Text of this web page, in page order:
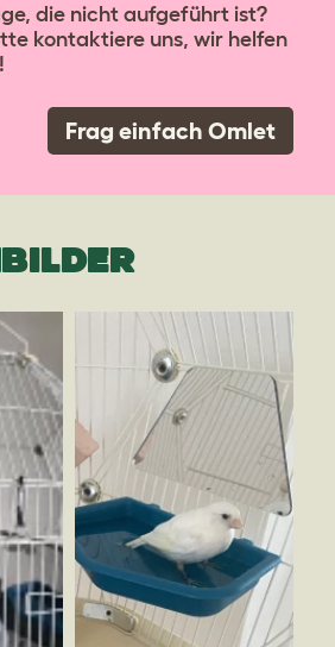
die nicht aufgeführt ist?
kontaktiere uns, wir helfen
Frag einfach Omlet